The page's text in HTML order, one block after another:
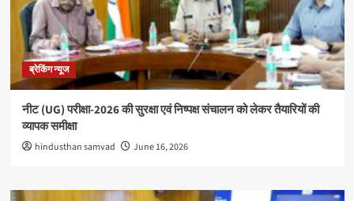
ब्रेकिंग न्यूज
नीट (UG) परीक्षा-2026 की सुरक्षा एवं निष्पक्ष संचालन को लेकर तैयारियों की
व्यापक समीक्षा
hindusthan samvad June 16, 2026